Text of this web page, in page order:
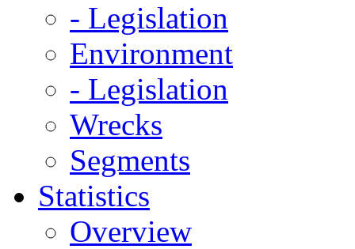
- Legislation
Environment
- Legislation
Wrecks
Segments
Statistics
Overview